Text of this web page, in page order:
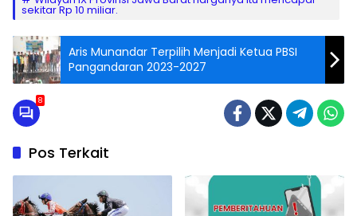
sekitar Rp 10 miliar.
Aris Munandar Terpilih Menjadi Ketua PBSI
Pangandaran 2023-2027
8
Pos Terkait